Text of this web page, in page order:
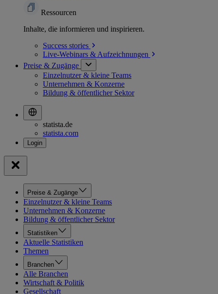
Ressourcen
Inhalte, die informieren und inspirieren.
Success stories
Live-Webinars & Aufzeichnungen
Preise & Zugänge
Einzelnutzer & kleine Teams
Unternehmen & Konzerne
Bildung & öffentlicher Sektor
statista.de
statista.com
Preise & Zugänge
Einzelnutzer & kleine Teams
Unternehmen & Konzerne
Bildung & öffentlicher Sektor
Statistiken
Aktuelle Statistiken
Themen
Branchen
Alle Branchen
Wirtschaft & Politik
Gesellschaft